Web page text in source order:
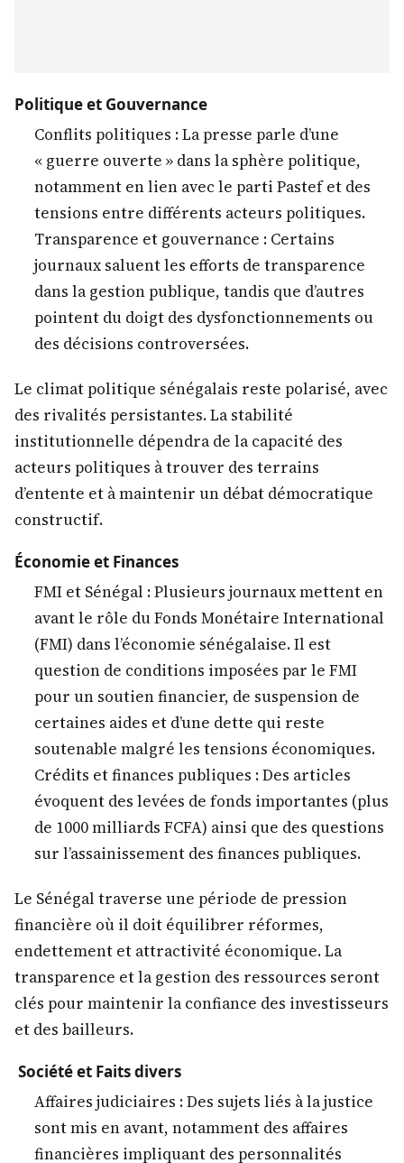
Politique et Gouvernance
Conflits politiques : La presse parle d’une
« guerre ouverte » dans la sphère politique,
notamment en lien avec le parti Pastef et des
tensions entre différents acteurs politiques.
Transparence et gouvernance : Certains
journaux saluent les efforts de transparence
dans la gestion publique, tandis que d’autres
pointent du doigt des dysfonctionnements ou
des décisions controversées.
Le climat politique sénégalais reste polarisé, avec
des rivalités persistantes. La stabilité
institutionnelle dépendra de la capacité des
acteurs politiques à trouver des terrains
d’entente et à maintenir un débat démocratique
constructif.
Économie et Finances
FMI et Sénégal : Plusieurs journaux mettent en
avant le rôle du Fonds Monétaire International
(FMI) dans l’économie sénégalaise. Il est
question de conditions imposées par le FMI
pour un soutien financier, de suspension de
certaines aides et d’une dette qui reste
soutenable malgré les tensions économiques.
Crédits et finances publiques : Des articles
évoquent des levées de fonds importantes (plus
de 1000 milliards FCFA) ainsi que des questions
sur l’assainissement des finances publiques.
Le Sénégal traverse une période de pression
financière où il doit équilibrer réformes,
endettement et attractivité économique. La
transparence et la gestion des ressources seront
clés pour maintenir la confiance des investisseurs
et des bailleurs.
Société et Faits divers
Affaires judiciaires : Des sujets liés à la justice
sont mis en avant, notamment des affaires
financières impliquant des personnalités